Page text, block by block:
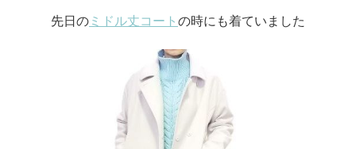
先日の ミドル丈コート の時にも着ていました